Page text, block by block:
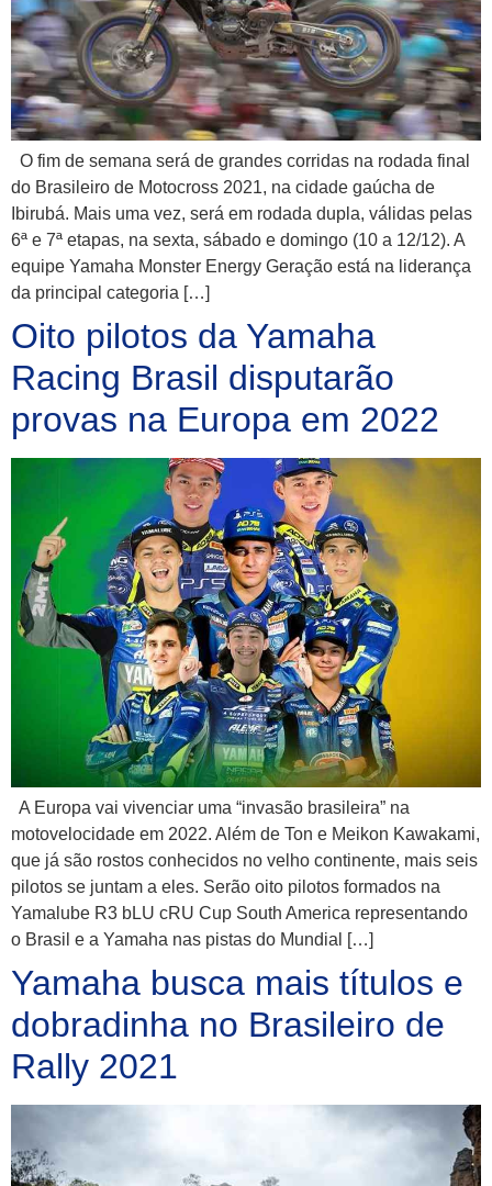
O fim de semana será de grandes corridas na rodada final
do Brasileiro de Motocross 2021, na cidade gaúcha de
Ibirubá. Mais uma vez, será em rodada dupla, válidas pelas
6ª e 7ª etapas, na sexta, sábado e domingo (10 a 12/12). A
equipe Yamaha Monster Energy Geração está na liderança
da principal categoria […]
Oito pilotos da Yamaha
Racing Brasil disputarão
provas na Europa em 2022
A Europa vai vivenciar uma “invasão brasileira” na
motovelocidade em 2022. Além de Ton e Meikon Kawakami,
que já são rostos conhecidos no velho continente, mais seis
pilotos se juntam a eles. Serão oito pilotos formados na
Yamalube R3 bLU cRU Cup South America representando
o Brasil e a Yamaha nas pistas do Mundial […]
Yamaha busca mais títulos e
dobradinha no Brasileiro de
Rally 2021